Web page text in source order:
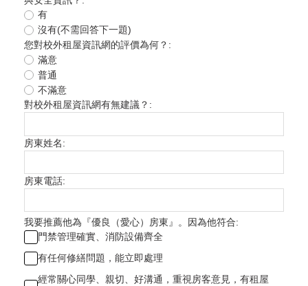
有
沒有(不需回答下一題)
您對校外租屋資訊網的評價為何？:
滿意
普通
不滿意
對校外租屋資訊網有無建議？:
房東姓名:
房東電話:
我要推薦他為『優良（愛心）房東』。因為他符合:
門禁管理確實、消防設備齊全
有任何修繕問題，能立即處理
經常關心同學、親切、好溝通，重視房客意見，有租屋